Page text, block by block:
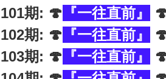
101期: 🍄 『一往直前』
102期: 🍄 『一往直前』
103期: 🍄 『一往直前』